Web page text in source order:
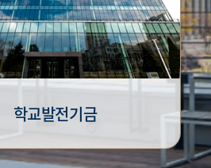
학교발전기금